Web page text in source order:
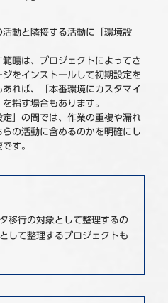
動と隣接する活動に「環境設
範疇は、プロジェクトによってさ
をインストールして初期設定を
れば、「本番環境にカスタマイ
指す場合もあります。
」の間では、作業の重複や漏れ
の活動に含めるのかを明確にし
す。
移行の対象として整理するの
して整理するプロジェクトも